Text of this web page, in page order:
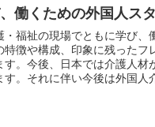
働くための外国人ス
・福祉の現場でともに学び
特徴や構成、印象に残ったフ
す。今後、日本では介護人
す。それに伴い今後は外国人